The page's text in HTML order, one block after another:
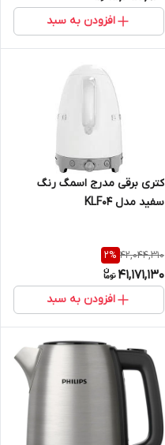
افزودن به سبد
کتری برقی مدرج اسمگ رنگ
سفید مدل KLF04
42,044,310
2%
41,171,130
افزودن به سبد